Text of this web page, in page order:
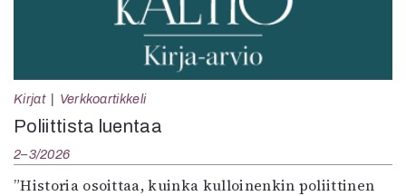
Kirjat Verkkoartikkeli
Poliittista luentaa
2–3/2026
”Historia osoittaa, kuinka kulloinenkin poliittinen